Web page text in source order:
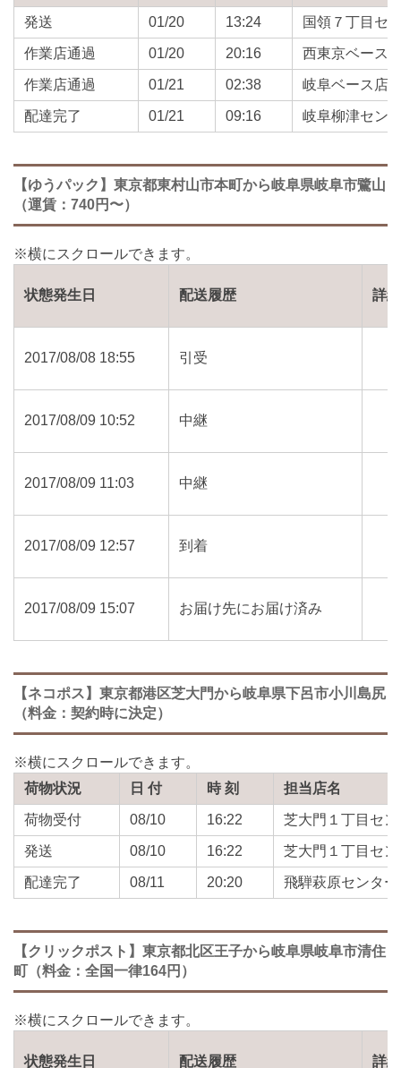
発送 01/20 13:24 国領７丁目セ
作業店通過 01/20 20:16 西東京ベース
作業店通過 01/21 02:38 岐阜ベース店
配達完了 01/21 09:16 岐阜柳津セン
【ゆうパック】東京都東村山市本町から岐阜県岐阜市鷺山
（運賃：740円〜）
状態発生日 配送履歴 詳細
2017/08/08 18:55 引受
2017/08/09 10:52 中継
2017/08/09 11:03 中継
2017/08/09 12:57 到着
2017/08/09 15:07 お届け先にお届け済み
【ネコポス】東京都港区芝大門から岐阜県下呂市小川島尻
（料金：契約時に決定）
荷物状況 日 付 時 刻 担当店名
荷物受付 08/10 16:22 芝大門１丁目セ
発送 08/10 16:22 芝大門１丁目セ
配達完了 08/11 20:20 飛騨萩原センター
【クリックポスト】東京都北区王子から岐阜県岐阜市清住
町（料金：全国一律164円）
状態発生日 配送履歴 詳細